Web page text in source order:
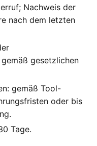
Nachweis der
nach dem letzten
gesetzlichen
gemäß Tool-
oder bis
Tage.